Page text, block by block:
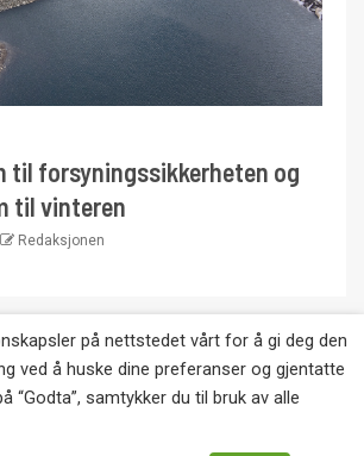
til forsyningssikkerheten og
til vinteren
Redaksjonen
Eikernytt.no utgis av Roy’s
Kopiering av tekst, bilder og
tillatt uten etter avtale med utgiver.
på nettstedet vårt for å gi deg den
ved å huske dine preferanser og gjentatte
“Godta”, samtykker du til bruk av alle